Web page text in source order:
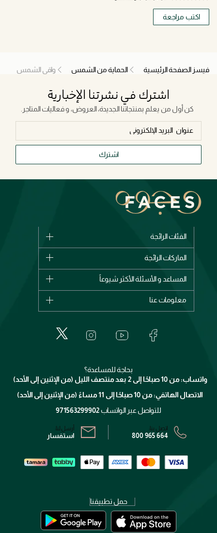
اكتب مراجعة
فيسز الصفحة الرئيسية الحماية من الشمس واقي الشمس
اشترك في نشرتنا الإخبارية
كن أول من يعلم بمنتجاتنا الجديدة، العروض، و فعاليات المتاجر.
اشترك
الفئات الرائجة
الأكثر مبيعاً
اشترِ بطاقة هدية
الماركات الرائجة
بربري
إيف سان لوران
المساعد و الأسئلة الأكثر شيوعاً
الإرجاع
معلومات عنا
خدمات المعارض
برنامج الولاء ميوز
الشروط و الأحكام
سياسة الخصوصية
بحاجة للمساعدة؟
واتساب: من 10 صباحًا إلى 2 بعد منتصف الليل (من الإثنين إلى الأحد)
الاتصال الهاتفي: من 10 صباحًا إلى 11 مساءً (من الإثنين إلى الأحد)
للتواصل عبر الواتساب 971563299902
اتصل بنا:
800 965 664
أرسل لنا:
استفسار
حمل تطبيقنا